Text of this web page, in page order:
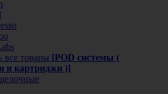
все товары [POD системы (
и картриджи )]